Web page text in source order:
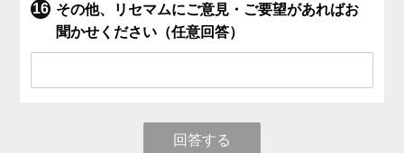
その他、リセマムにご意見・ご要望があればお
聞かせください（任意回答）
回答する